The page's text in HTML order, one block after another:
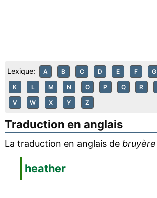
Lexique: A B C D E F G
K L M N O P Q R
V W X Y Z
Traduction en anglais
La traduction en anglais de bruyère
heather